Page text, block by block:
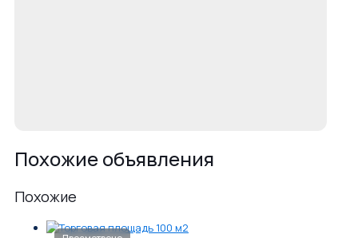
Похожие объявления
Похожие